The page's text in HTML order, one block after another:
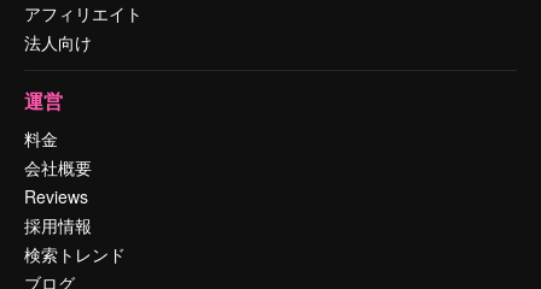
アフィリエイト
法人向け
運営
料金
会社概要
Reviews
採用情報
検索トレンド
ブログ